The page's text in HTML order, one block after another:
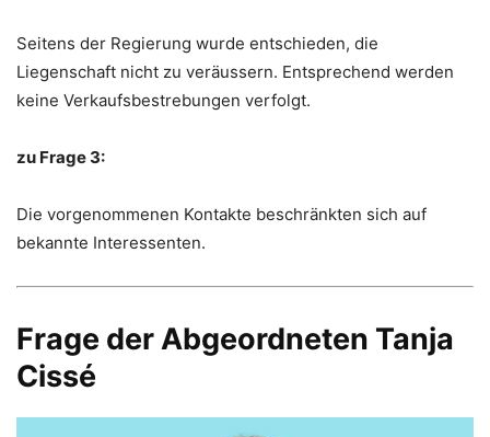
Seitens der Regierung wurde entschieden, die
Liegenschaft nicht zu veräussern. Entsprechend werden
keine Verkaufsbestrebungen verfolgt.
zu Frage 3:
Die vorgenommenen Kontakte beschränkten sich auf
bekannte Interessenten.
Frage der Abgeordneten Tanja
Cissé